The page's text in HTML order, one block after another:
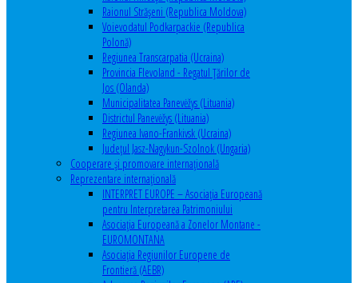
Raionul Străşeni (Republica Moldova)
Voievodatul Podkarpackie (Republica
Polonă)
Regiunea Transcarpatia (Ucraina)
Provincia Flevoland - Regatul Ţărilor de
Jos (Olanda)
Municipalitatea Panevėžys (Lituania)
Districtul Panevėžys (Lituania)
Regiunea Ivano-Frankivsk (Ucraina)
Judeţul Jasz-Nagykun-Szolnok (Ungaria)
Cooperare şi promovare internaţională
Reprezentare internaţională
INTERPRET EUROPE – Asociația Europeană
pentru Interpretarea Patrimoniului
Asociația Europeană a Zonelor Montane -
EUROMONTANA
Asociația Regiunilor Europene de
Frontieră (AEBR)